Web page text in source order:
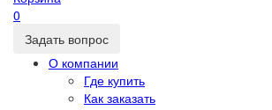
0
Задать вопрос
О компании
Где купить
Как заказать